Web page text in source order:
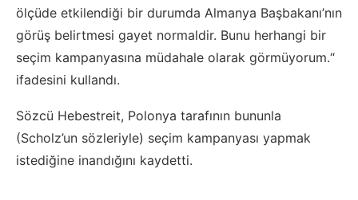
ölçüde etkilendiği bir durumda Almanya Başbakanı’nın
görüş belirtmesi gayet normaldir. Bunu herhangi bir
seçim kampanyasına müdahale olarak görmüyorum.“
ifadesini kullandı.
Sözcü Hebestreit, Polonya tarafının bununla
(Scholz’un sözleriyle) seçim kampanyası yapmak
istediğine inandığını kaydetti.